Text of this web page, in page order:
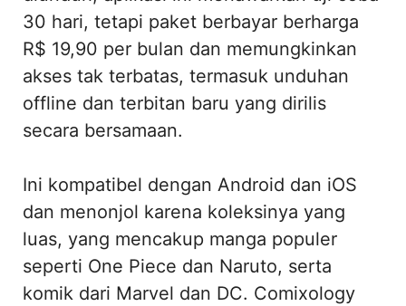
30 hari, tetapi paket berbayar berharga
R$ 19,90 per bulan dan memungkinkan
akses tak terbatas, termasuk unduhan
offline dan terbitan baru yang dirilis
secara bersamaan.
Ini kompatibel dengan Android dan iOS
dan menonjol karena koleksinya yang
luas, yang mencakup manga populer
seperti One Piece dan Naruto, serta
komik dari Marvel dan DC. Comixology